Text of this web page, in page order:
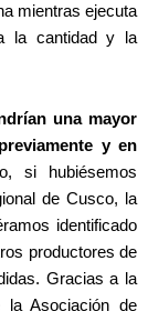
mientras ejecuta
la cantidad y la
una mayor
y en
si hubiésemos
de Cusco, la
identificado
productores de
Gracias a la
la Asociación de